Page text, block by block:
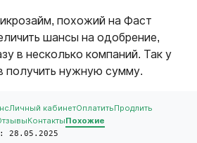
похожий на Фаст
шансы на одобрение,
в несколько компаний. Так у
получить нужную сумму.
Личный кабинетОплатитьПродлить
КонтактыПохожие
28.05.2025